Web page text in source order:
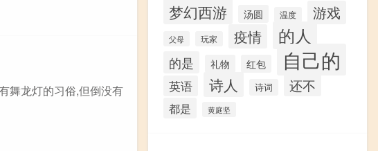
舞龙灯的习俗,但倒没有
梦幻西游 汤圆 温度 游戏
父母 玩家 疫情 的人
的是 礼物 红包 自己的
英语 诗人 诗词 还不
都是 黄庭坚